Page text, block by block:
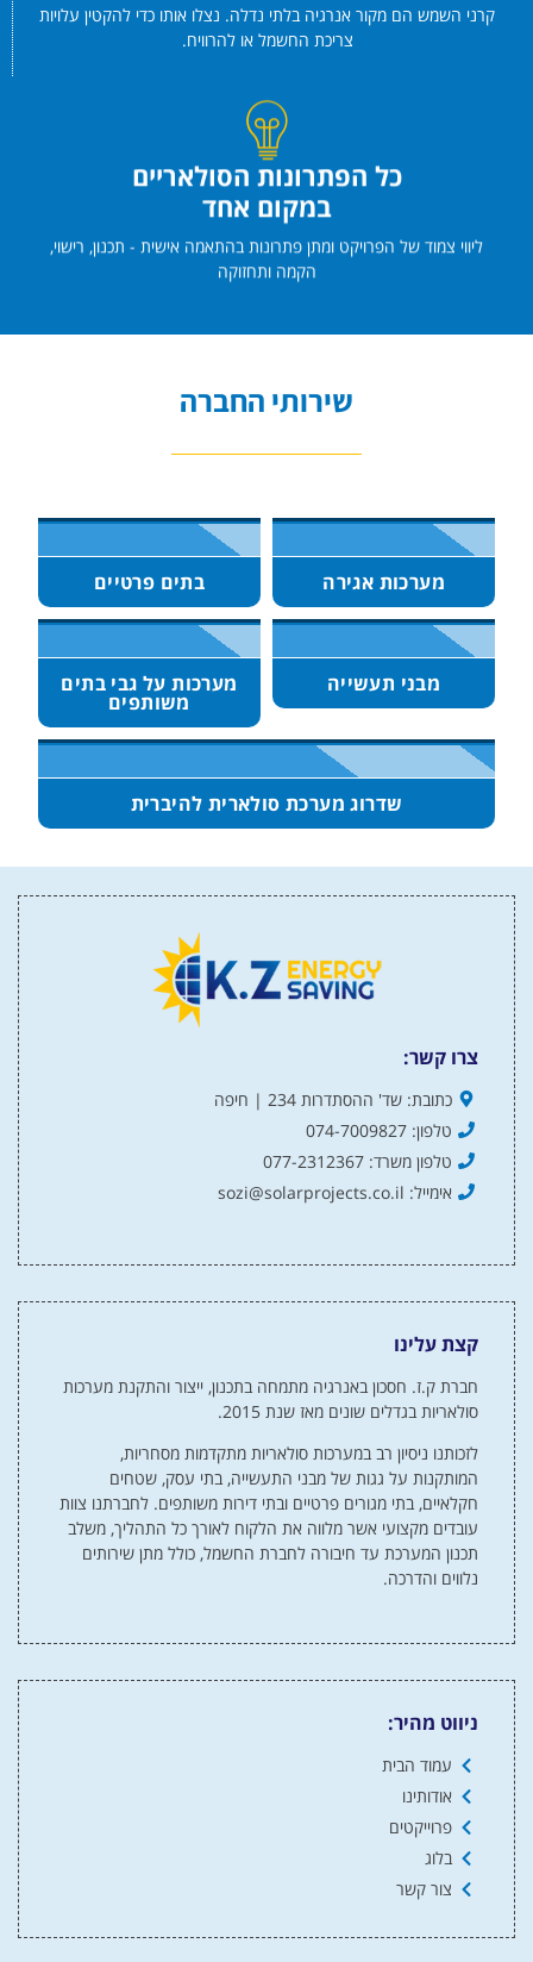
קרני השמש הם מקור אנרגיה בלתי נדלה. נצלו אותו כדי להקטין עלויות
צריכת החשמל או להרוויח.
כל הפתרונות הסולאריים
במקום אחד
ליווי צמוד של הפרויקט ומתן פתרונות בהתאמה אישית - תכנון, רישוי,
הקמה ותחזוקה
שירותי החברה
מערכות אגירה בתים פרטיים
מבני תעשייה מערכות על גבי בתים
משותפים
שדרוג מערכת סולארית להיברית
צרו קשר:
כתובת: שד' ההסתדרות 234 | חיפה
טלפון: 074-7009827
טלפון משרד: 077-2312367
אימייל: sozi@solarprojects.co.il
קצת עלינו
חברת ק.ז. חסכון באנרגיה מתמחה בתכנון, ייצור והתקנת מערכות
סולאריות בגדלים שונים מאז שנת 2015.
לזכותנו ניסיון רב במערכות סולאריות מתקדמות מסחריות,
המותקנות על גגות של מבני התעשייה, בתי עסק, שטחים
חקלאיים, בתי מגורים פרטיים ובתי דירות משותפים. לחברתנו צוות
עובדים מקצועי אשר מלווה את הלקוח לאורך כל התהליך, משלב
תכנון המערכת עד חיבורה לחברת החשמל, כולל מתן שירותים
נלווים והדרכה.
ניווט מהיר:
עמוד הבית
אודותינו
פרוייקטים
בלוג
צור קשר